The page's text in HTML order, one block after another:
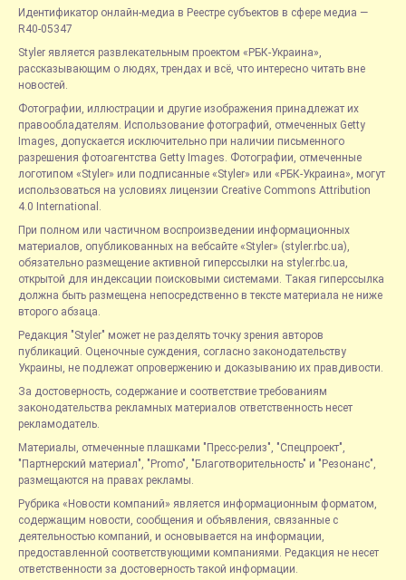
Идентификатор онлайн-медиа в Реестре субъектов в сфере медиа —
R40-05347
Styler является развлекательным проектом «РБК-Украина»,
рассказывающим о людях, трендах и всё, что интересно читать вне
новостей.
Фотографии, иллюстрации и другие изображения принадлежат их
правообладателям. Использование фотографий, отмеченных Getty
Images, допускается исключительно при наличии письменного
разрешения фотоагентства Getty Images. Фотографии, отмеченные
логотипом «Styler» или подписанные «Styler» или «РБК-Украина», могут
использоваться на условиях лицензии Creative Commons Attribution
4.0 International.
При полном или частичном воспроизведении информационных
материалов, опубликованных на вебсайте «Styler» (styler.rbc.ua),
обязательно размещение активной гиперссылки на styler.rbc.ua,
открытой для индексации поисковыми системами. Такая гиперссылка
должна быть размещена непосредственно в тексте материала не ниже
второго абзаца.
Редакция "Styler" может не разделять точку зрения авторов
публикаций. Оценочные суждения, согласно законодательству
Украины, не подлежат опровержению и доказыванию их правдивости.
За достоверность, содержание и соответствие требованиям
законодательства рекламных материалов ответственность несет
рекламодатель.
Материалы, отмеченные плашками "Пресс-релиз", "Спецпроект",
"Партнерский материал", "Promo", "Благотворительность" и "Резонанс",
размещаются на правах рекламы.
Рубрика «Новости компаний» является информационным форматом,
содержащим новости, сообщения и объявления, связанные с
деятельностью компаний, и основывается на информации,
предоставленной соответствующими компаниями. Редакция не несет
ответственности за достоверность такой информации.